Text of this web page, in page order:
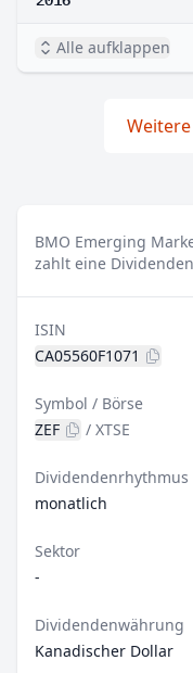
Alle aufklappen
BMO Emerging
zahlt eine
ISIN
CA05560F1071
Symbol / Börse
ZEF
/ XTSE
Dividendenrhythmus
monatlich
Sektor
-
Dividendenwährung
Kanadischer Dollar